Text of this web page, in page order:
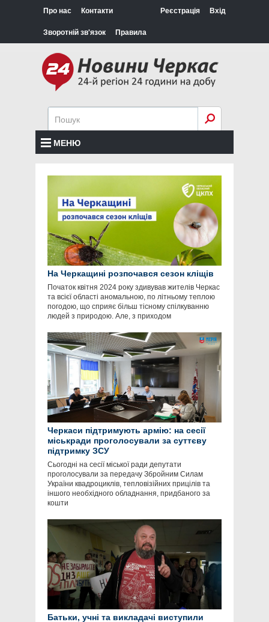
Про нас Контакти
Зворотній зв'язок Правила
Реєстрація Вхід
МЕНЮ
На Черкащині розпочався сезон кліщів
Початок квітня 2024 року здивував жителів Черкас
та всієї області аномальною, по літньому теплою
погодою, що сприяє більш тісному спілкуванню
людей з природою. Але, з приходом
Черкаси підтримують армію: на сесії
міськради проголосували за суттєву
підтримку ЗСУ
Сьогодні на сесії міської ради депутати
проголосували за передачу Збройним Силам
України квадроциклів, тепловізійних прицілів та
іншого необхідного обладнання, придбаного за
кошти
Батьки, учні та викладачі виступили